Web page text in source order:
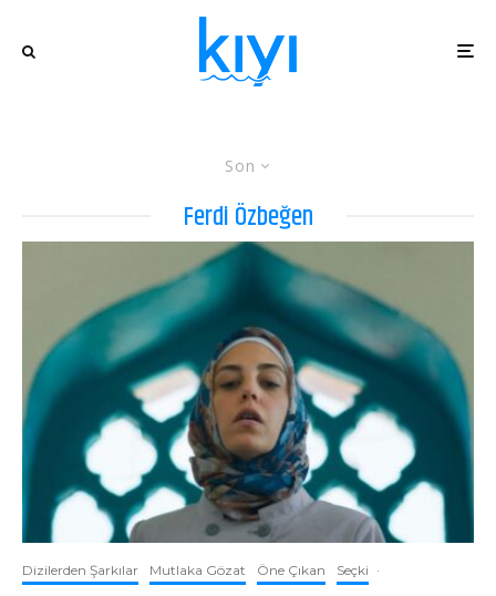
Son
Ferdi Özbeğen
Dizilerden Şarkılar Mutlaka Gözat Öne Çıkan Seçki ·